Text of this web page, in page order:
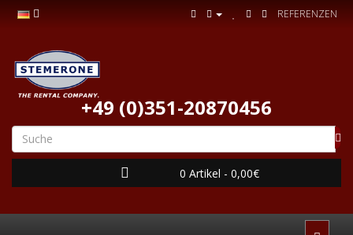
REFERENZEN
+49 (0)351-20870456
0 Artikel - 0,00€